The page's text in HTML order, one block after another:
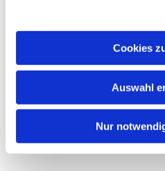
Cookies
Auswahl
Nur